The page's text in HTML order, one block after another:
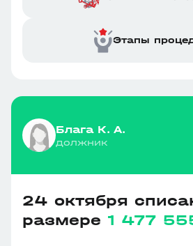
Этапы
Блага К. А.
должник
24 октября
размере 1 477